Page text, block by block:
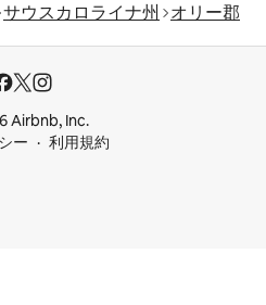
サウスカロライナ州
オリー郡
Airbnb, Inc.
ー
利用規約